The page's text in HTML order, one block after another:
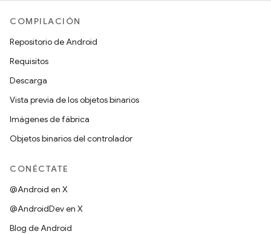
COMPILACIÓN
Repositorio de Android
Requisitos
Descarga
Vista previa de los objetos binarios
Imágenes de fábrica
Objetos binarios del controlador
CONÉCTATE
@Android en X
@AndroidDev en X
Blog de Android